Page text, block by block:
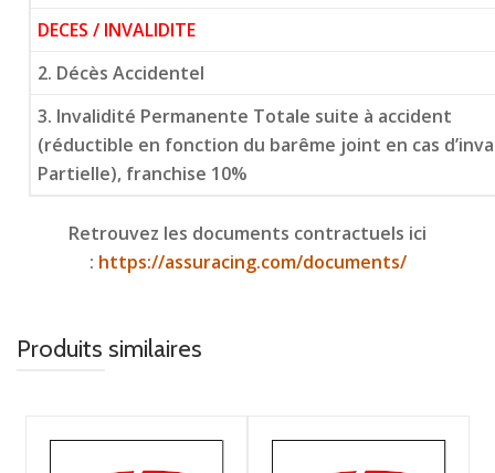
DECES / INVALIDITE
2. Décès Accidentel
3. Invalidité Permanente Totale suite à accident
(réductible en fonction du barême joint en cas
Partielle), franchise 10%
Retrouvez les documents contractuels ici
: https://assuracing.com/documents/
Produits similaires